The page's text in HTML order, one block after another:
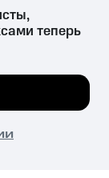
вред здоровью,
теперь